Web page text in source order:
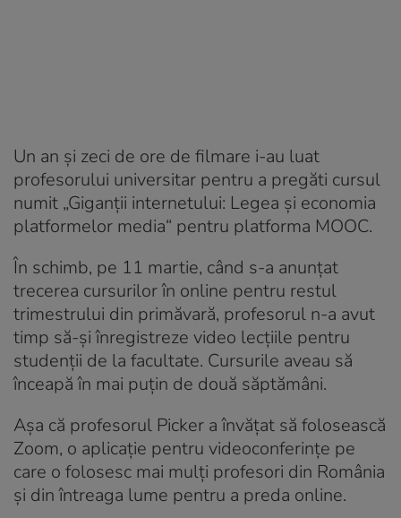
Un an și zeci de ore de filmare i-au luat
profesorului universitar pentru a pregăti cursul
numit „Giganții internetului: Legea și economia
platformelor media“ pentru platforma MOOC.
În schimb, pe 11 martie, când s-a anunțat
trecerea cursurilor în online pentru restul
trimestrului din primăvară, profesorul n-a avut
timp să-și înregistreze video lecțiile pentru
studenții de la facultate. Cursurile aveau să
înceapă în mai puțin de două săptămâni.
Așa că profesorul Picker a învățat să folosească
Zoom, o aplicație pentru videoconferințe pe
care o folosesc mai mulți profesori din România
și din întreaga lume pentru a preda online.